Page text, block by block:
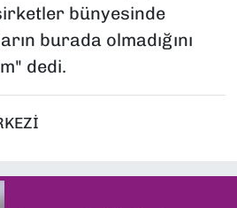
bünyesinde
burada olmadığını
dedi.